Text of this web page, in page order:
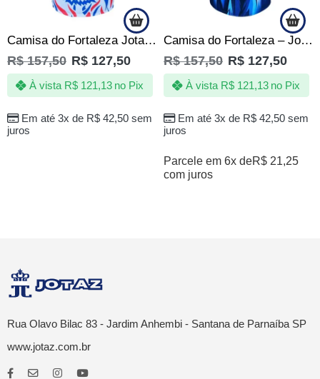
Camisa do Fortaleza Jotaz – Leão Tricolor -Masculino
R$157,50 R$ 127,50
Em até 3x de R$42,50sem
juros
À vista R$121,13 no Pix
Camisa do Fortaleza – Jotaz – Leão Celeste – Masculino
R$157,50 R$ 127,50
Em até 3x de R$42,50sem
juros
À vista R$121,13 no Pix
Parcele em 6x deR$ 21,25
com juros
Rua Olavo Bilac 83 - Jardim Anhembi - Santana de Parnaíba SP
www.jotaz.com.br